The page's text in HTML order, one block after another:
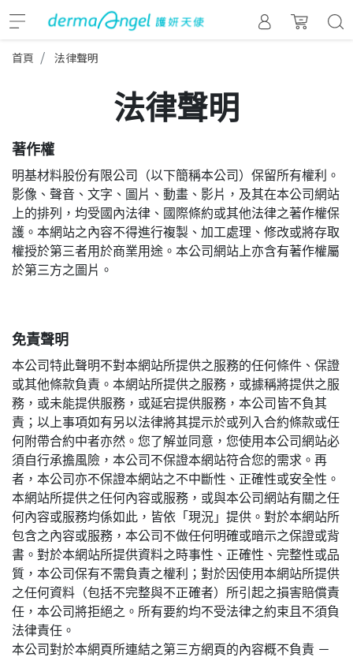
首頁 法律聲明
法律聲明
著作權
明基材料股份有限公司（以下簡稱本公司）保留所有權利。
影像、聲音、文字、圖片、動畫、影片，及其在本公司網站
上的排列，均受國內法律、國際條約或其他法律之著作權保
護。本網站之內容不得進行複製、加工處理、修改或將存取
權授於第三者用於商業用途。本公司網站上亦含有著作權屬
於第三方之圖片。
免責聲明
本公司特此聲明不對本網站所提供之服務的任何條件、保證
或其他條款負責。本網站所提供之服務，或據稱將提供之服
務，或未能提供服務，或延宕提供服務，本公司皆不負其
責；以上事項如有另以法律將其提示於或列入合約條款或任
何附帶合約中者亦然。您了解並同意，您使用本公司網站必
須自行承擔風險，本公司不保證本網站符合您的需求。再
者，本公司亦不保證本網站之不中斷性、正確性或安全性。
本網站所提供之任何內容或服務，或與本公司網站有關之任
何內容或服務均係如此，皆依「現況」提供。對於本網站所
包含之內容或服務，本公司不做任何明確或暗示之保證或背
書。對於本網站所提供資料之時事性、正確性、完整性或品
質，本公司保有不需負責之權利；對於因使用本網站所提供
之任何資料（包括不完整與不正確者）所引起之損害賠償責
任，本公司將拒絕之。所有要約均不受法律之約束且不須負
法律責任。
本公司對於本網頁所連結之第三方網頁的內容概不負責 －